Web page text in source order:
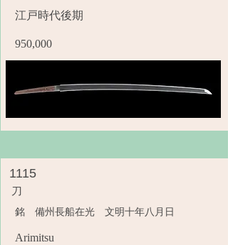
江戸時代後期
950,000
1115
刀
銘 備州長船在光 文明十年八月日
Arimitsu